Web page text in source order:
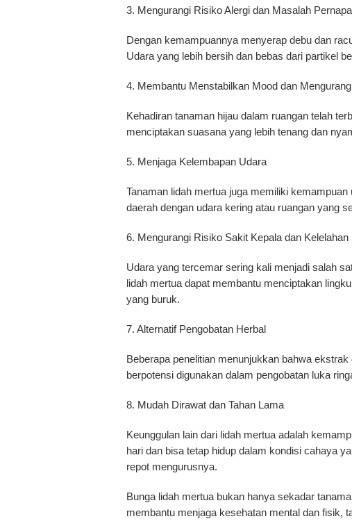
3. Mengurangi Risiko Alergi dan Masalah
Dengan kemampuannya menyerap debu dan
Udara yang lebih bersih dan bebas dari partikel
4. Membantu Menstabilkan Mood dan
Kehadiran tanaman hijau dalam ruangan telah
menciptakan suasana yang lebih tenang dan
5. Menjaga Kelembapan Udara
Tanaman lidah mertua juga memiliki
daerah dengan udara kering atau ruangan yang
6. Mengurangi Risiko Sakit Kepala dan Kelelahan
Udara yang tercemar sering kali menjadi salah
lidah mertua dapat membantu menciptakan
yang buruk.
7. Alternatif Pengobatan Herbal
Beberapa penelitian menunjukkan bahwa
berpotensi digunakan dalam pengobatan luka
8. Mudah Dirawat dan Tahan Lama
Keunggulan lain dari lidah mertua adalah
hari dan bisa tetap hidup dalam kondisi cahaya
repot mengurusnya.
Bunga lidah mertua bukan hanya sekadar
membantu menjaga kesehatan mental dan fisik,